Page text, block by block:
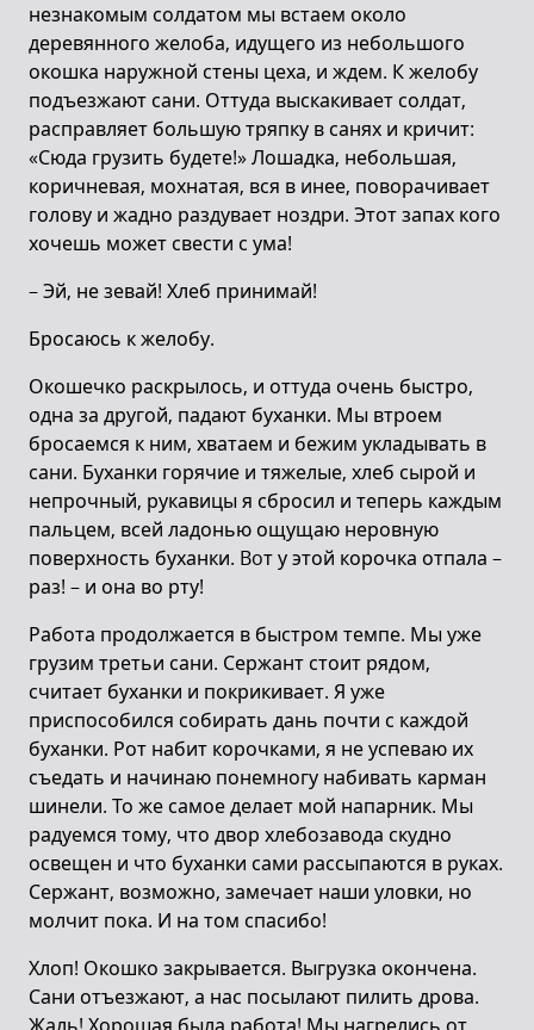
незнакомым солдатом мы встаем около
деревянного желоба, идущего из небольшого
окошка наружной стены цеха, и ждем. К желобу
подъезжают сани. Оттуда выскакивает солдат,
расправляет большую тряпку в санях и кричит:
«Сюда грузить будете!» Лошадка, небольшая,
коричневая, мохнатая, вся в инее, поворачивает
голову и жадно раздувает ноздри. Этот запах кого
хочешь может свести с ума!
– Эй, не зевай! Хлеб принимай!
Бросаюсь к желобу.
Окошечко раскрылось, и оттуда очень быстро,
одна за другой, падают буханки. Мы втроем
бросаемся к ним, хватаем и бежим укладывать в
сани. Буханки горячие и тяжелые, хлеб сырой и
непрочный, рукавицы я сбросил и теперь каждым
пальцем, всей ладонью ощущаю неровную
поверхность буханки. Boт у этой корочка отпала –
раз! – и она во рту!
Работа продолжается в быстром темпе. Мы уже
грузим третьи сани. Сержант стоит рядом,
считает буханки и покрикивает. Я уже
приспособился собирать дань почти с каждой
буханки. Рот набит корочками, я не успеваю их
съедать и начинаю понемногу набивать карман
шинели. То же самое делает мой напарник. Мы
радуемся тому, что двор хлебозавода скудно
освещен и что буханки сами рассыпаются в руках.
Сержант, возможно, замечает наши уловки, но
молчит пока. И на том спасибо!
Хлоп! Окошко закрывается. Выгрузка окончена.
Сани отъезжают, а нас посылают пилить дрова.